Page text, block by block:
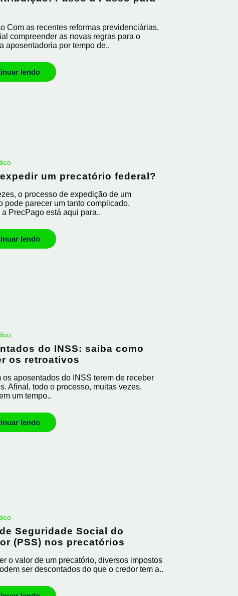
Com as recentes reformas previdenciárias,
compreender as novas regras para o
aposentadoria por tempo de..
lendo
um precatório federal?
o processo de expedição de um
pode parecer um tanto complicado.
PrecPago está aqui para..
lendo
do INSS: saiba como
os retroativos
os aposentados do INSS terem de receber
Afinal, todo o processo, muitas vezes,
um tempo..
lendo
Seguridade Social do
(PSS) nos precatórios
o valor de um precatório, diversos impostos
ser descontados do que o credor tem a..